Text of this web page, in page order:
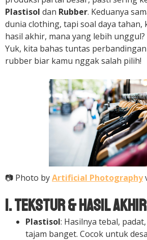
Plastisol dan Rubber. Keduanya
dunia clothing, tapi soal daya tahan,
hasil akhir, mana yang lebih unggul?
Yuk, kita bahas tuntas
rubber biar kamu nggak salah pilih!
📷 Photo byArtificial Photography
1. Tekstur & Hasil Akhir
Plastisol: Hasilnya tebal,
tajam banget. Cocok untuk